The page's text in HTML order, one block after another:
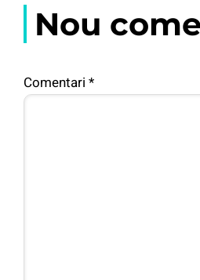
Nou
Comentari *